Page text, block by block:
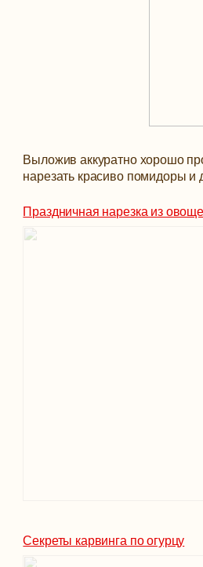
Выложив аккуратно хорошо
нарезать красиво помидоры и
Праздничная нарезка из
Секреты карвинга по огурцу